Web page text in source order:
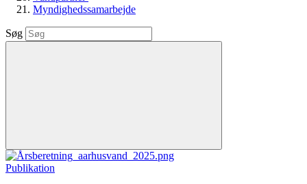
Myndighedssamarbejde
Søg
Publikation